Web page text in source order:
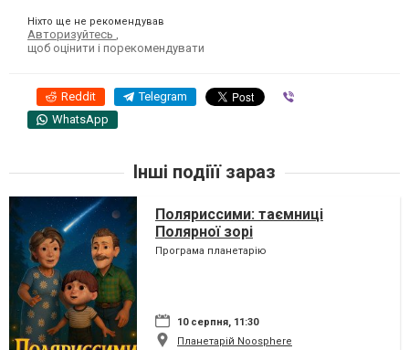
Ніхто ще не рекомендував
Авторизуйтесь
щоб оцінити і порекомендувати
Reddit Telegram
WhatsApp
Інші подіїї зараз
Поляриссими: таємниці
Полярної зорі
Програма планетарію
10 серпня, 11:30
Планетарій Noosphere